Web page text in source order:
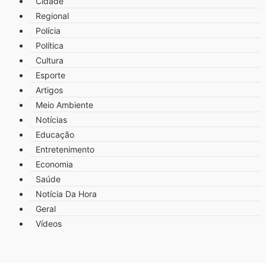
Regional
Polícia
Política
Cultura
Esporte
Artigos
Meio Ambiente
Notícias
Educação
Entretenimento
Economia
Saúde
Notícia Da Hora
Geral
Vídeos